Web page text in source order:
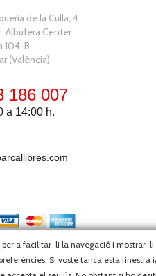
a facilitar-li la navegació i mostrar-li
Si vosté tanca esta finestra
de la Culla, 4
Albufera Center
104-B
(València)
186 007
a 14:00 h.
Llibres, S.L. · Tots els drets